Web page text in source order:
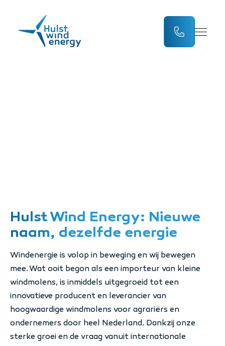
Hulst Wind Energy: Nieuwe
naam, dezelfde energie
Windenergie is volop in beweging en wij bewegen
mee. Wat ooit begon als een importeur van kleine
windmolens, is inmiddels uitgegroeid tot een
innovatieve producent en leverancier van
hoogwaardige windmolens voor agrariërs en
ondernemers door heel Nederland. Dankzij onze
sterke groei en de vraag vanuit internationale